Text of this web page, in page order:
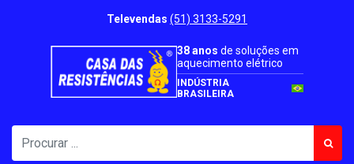
Televendas (51) 3133-5291
38 anos de soluções em
aquecimento elétrico
INDÚSTRIA
BRASILEIRA